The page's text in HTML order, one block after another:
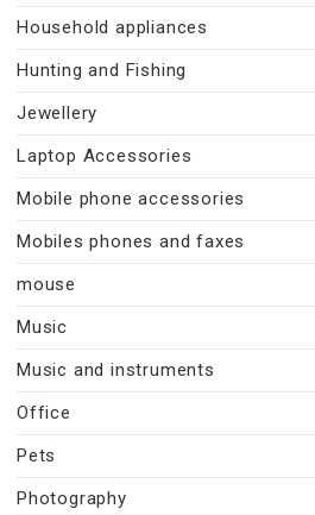
Household appliances
Hunting and Fishing
Jewellery
Laptop Accessories
Mobile phone accessories
Mobiles phones and faxes
mouse
Music
Music and instruments
Office
Pets
Photography